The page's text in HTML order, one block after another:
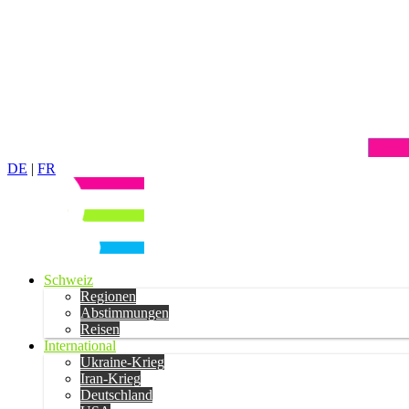
DE | FR
Schweiz
Regionen
Abstimmungen
Reisen
International
Ukraine-Krieg
Iran-Krieg
Deutschland